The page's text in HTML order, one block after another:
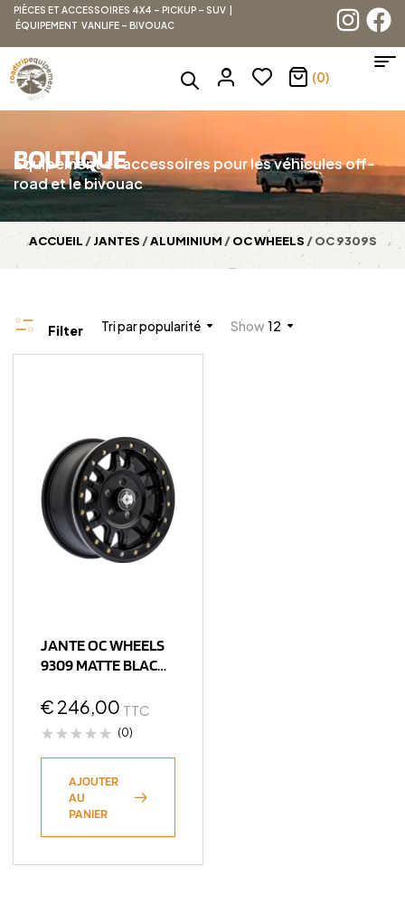
PIÈCES ET ACCESSOIRES 4X4 – PICKUP – SUV |
ÉQUIPEMENT VANLIFE – BIVOUAC
(0)
BOUTIQUE
Équipement et accessoires pour les véhicules off-
road et le bivouac
ACCUEIL /JANTES /ALUMINIUM /OC WHEELS / OC 9309S
Filter Tri par popularité Show12
JANTE OC WHEELS
9309 MATTE BLACK
CB110
€ 246,00 TTC
(0)
AJOUTER
AU
PANIER